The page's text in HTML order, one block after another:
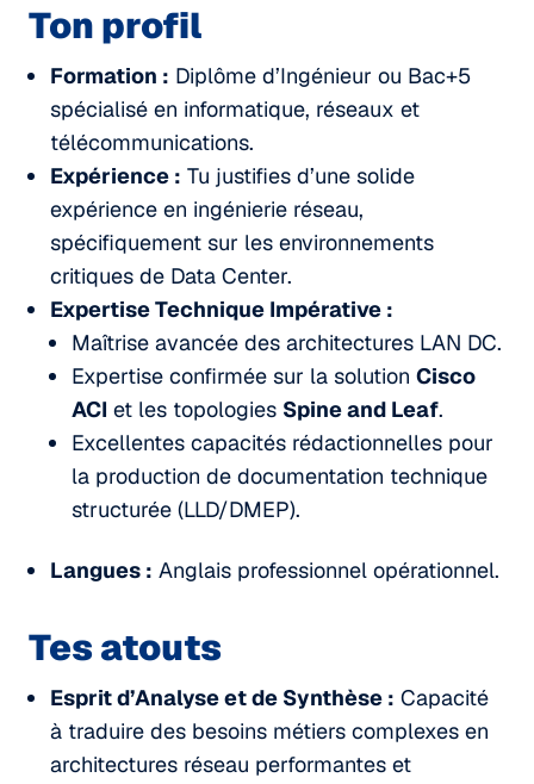
Ton profil
Formation : Diplôme d’Ingénieur ou Bac+5
spécialisé en informatique, réseaux et
télécommunications.
Expérience : Tu justifies d’une solide
expérience en ingénierie réseau,
spécifiquement sur les environnements
critiques de Data Center.
Expertise Technique Impérative :
Maîtrise avancée des architectures LAN DC.
Expertise confirmée sur la solution Cisco
ACI et les topologies Spine and Leaf.
Excellentes capacités rédactionnelles pour
la production de documentation technique
structurée (LLD/DMEP).
Langues : Anglais professionnel opérationnel.
Tes atouts
Esprit d’Analyse et de Synthèse : Capacité
à traduire des besoins métiers complexes en
architectures réseau performantes et